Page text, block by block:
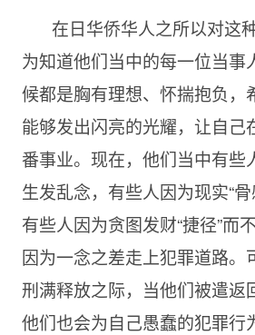
在日华侨华人之所以对这
为知道他们当中的每一位当事
候都是胸有理想、怀揣抱负，
能够发出闪亮的光耀，让自己
番事业。现在，他们当中有些
生发乱念，有些人因为现实“骨
有些人因为贪图发财“捷径”而
因为一念之差走上犯罪道路。
刑满释放之际，当他们被遣返
他们也会为自己愚蠢的犯罪行